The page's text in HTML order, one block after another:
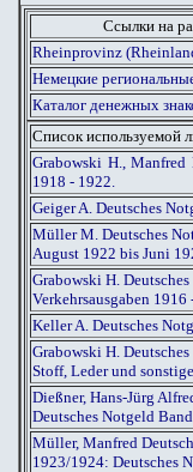
Ссылки на
Rheinprovinz
Немецкие
Каталог денежных
Список используемой
Grabowski H., Manfred
1918 - 1922.
Geiger A. Deutsches
Müller M. Deutsches
August 1922 bis Juni
Grabowski H.
Verkehrsausgaben 1916
Keller A. Deutsches
Grabowski H.
Stoff, Leder und
Dießner, Hans-Jürg
Deutsches Notgeld
Müller, Manfred
1923/1924: Deutsches